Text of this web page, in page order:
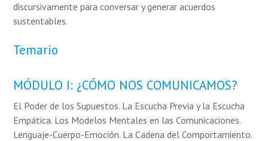
discursivamente para conversar y generar acuerdos
sustentables.
Temario
MÓDULO I: ¿CÓMO NOS COMUNICAMOS?
El Poder de los Supuestos. La Escucha Previa y la Escucha
Empática. Los Modelos Mentales en las Comunicaciones.
Lenguaje-Cuerpo-Emoción. La Cadena del Comportamiento.